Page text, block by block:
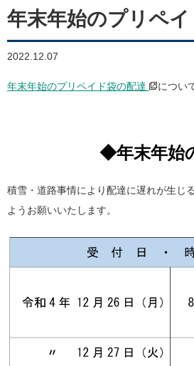
年末年始のプリペ
2022.12.07
年末年始のプリペイド袋の配達 につい
◆年末年始
積雪・道路事情により配達に遅れが生じ
ようお願いいたします。